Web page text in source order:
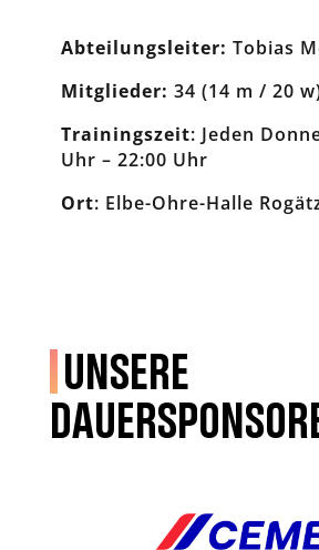
Abteilungsleiter: Tobias
Mitglieder: 34 (14 m / 20
Trainingszeit: Jeden
Uhr – 22:00 Uhr
Ort: Elbe-Ohre-Halle
Unsere